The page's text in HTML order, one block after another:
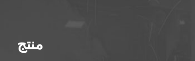
منتج